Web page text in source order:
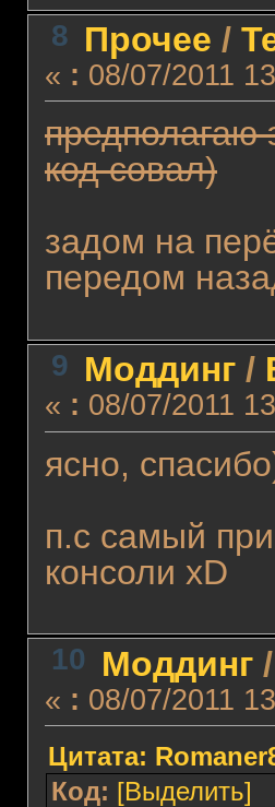
8 Прочее /
« : 08/07/2011
предполагаю
код совал)
задом на
передом
9 Моддинг/
« : 08/07/2011
ясно,
п.с самый
консоли хD
10 Моддинг/
« : 08/07/2011
Цитата:
Код: [Выделить]